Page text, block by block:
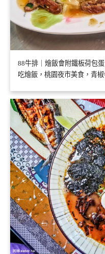
88牛排｜燴飯會附鐵板荷包
吃燴飯，桃園夜市美食，青